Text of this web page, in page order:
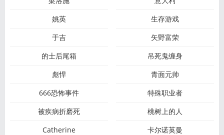
姚英
生存游戏
于吉
矢野富荣
的士后尾箱
吊死鬼缠身
彪悍
青面元帅
666恐怖事件
特殊职业者
被疾病折磨死
桃树上的人
Catherine
卡尔诺英曼